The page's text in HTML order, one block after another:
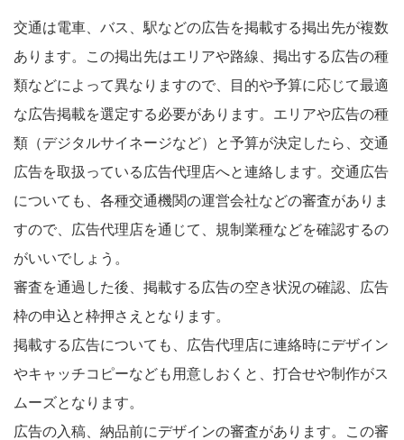
交通は電車、バス、駅などの広告を掲載する掲出先が複数
あります。この掲出先はエリアや路線、掲出する広告の種
類などによって異なりますので、目的や予算に応じて最適
な広告掲載を選定する必要があります。エリアや広告の種
類（デジタルサイネージなど）と予算が決定したら、交通
広告を取扱っている広告代理店へと連絡します。交通広告
についても、各種交通機関の運営会社などの審査がありま
すので、広告代理店を通じて、規制業種などを確認するの
がいいでしょう。
審査を通過した後、掲載する広告の空き状況の確認、広告
枠の申込と枠押さえとなります。
掲載する広告についても、広告代理店に連絡時にデザイン
やキャッチコピーなども用意しおくと、打合せや制作がス
ムーズとなります。
広告の入稿、納品前にデザインの審査があります。この審